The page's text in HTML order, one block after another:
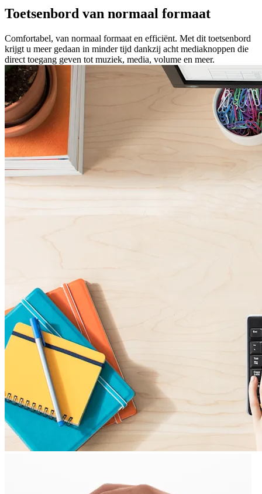
Toetsenbord van normaal formaat
Comfortabel, van normaal formaat en efficiënt. Met dit toetsenbord
krijgt u meer gedaan in minder tijd dankzij acht mediaknoppen die
direct toegang geven tot muziek, media, volume en meer.